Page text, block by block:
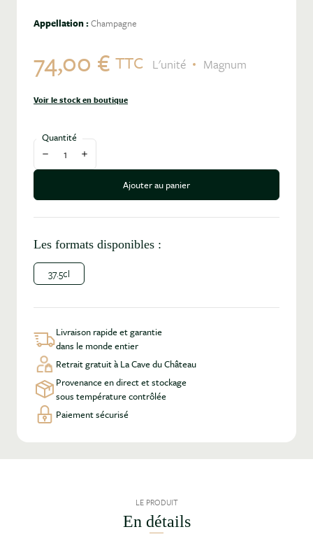
Appellation :Champagne
74,00 € TTC L'unité Magnum
Voir le stock en boutique
Quantité
Diminuer la quantité
Augmenter la quantité
Ajouter au panier
Les formats disponibles :
37.5cl
Livraison rapide et garantie
dans le monde entier
Retrait gratuit à La Cave du Château
Provenance en direct et stockage
sous température contrôlée
Paiement sécurisé
LE PRODUIT
En détails